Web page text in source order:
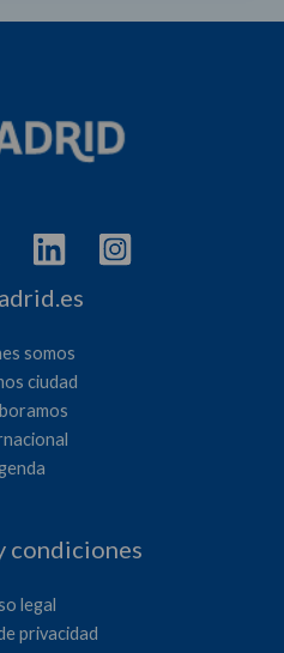
somos
ciudad
condiciones
legal
privacidad